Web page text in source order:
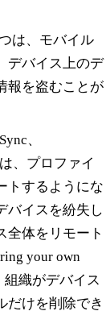
は、モバイル
デバイス上のデ
報を盗むことが
、
、プロファイ
トするようにな
バイスを紛失し
全体をリモート
your own
織がデバイス
だけを削除でき